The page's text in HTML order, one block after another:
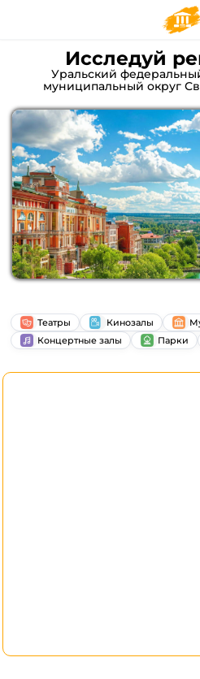
Исследуй
Уральский
муниципальный округ
Театры Кинозалы
Концертные залы
Парки